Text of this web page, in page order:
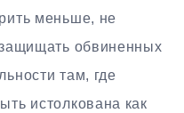
меньше, не
обвиненных
там, где
истолкована как